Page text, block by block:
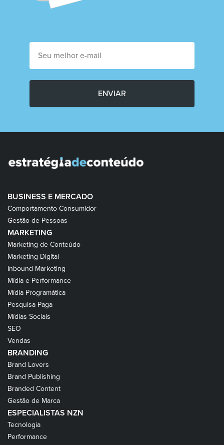
ENVIAR
BUSINESS E MERCADO
Comportamento Consumidor
Gestão de Pessoas
MARKETING
Marketing de Conteúdo
Marketing Digital
Inbound Marketing
Mídia e Performance
Mídia Programática
Pesquisa Paga
Mídias Sociais
SEO
Vendas
BRANDING
Brand Lovers
Brand Publishing
Branded Content
Gestão de Marca
ESPECIALISTAS NZN
Tecnologia
Performance